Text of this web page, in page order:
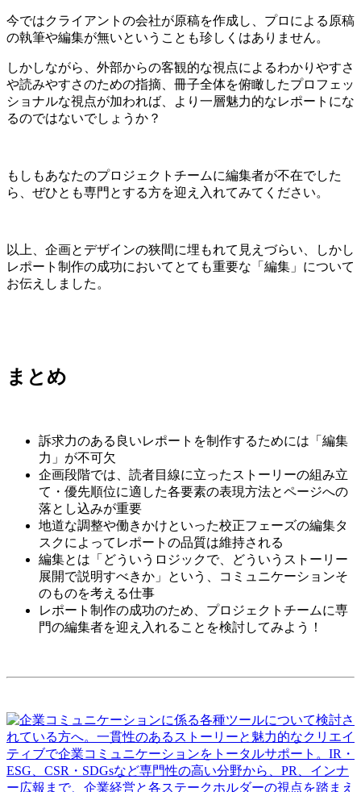
今ではクライアントの会社が原稿を作成し、プロによる原稿
の執筆や編集が無いということも珍しくはありません。
しかしながら、外部からの客観的な視点によるわかりやすさ
や読みやすさのための指摘、冊子全体を俯瞰したプロフェッ
ショナルな視点が加われば、より一層魅力的なレポートにな
るのではないでしょうか？
もしもあなたのプロジェクトチームに編集者が不在でした
ら、ぜひとも専門とする方を迎え入れてみてください。
以上、企画とデザインの狭間に埋もれて見えづらい、しかし
レポート制作の成功においてとても重要な「編集」について
お伝えしました。
まとめ
訴求力のある良いレポートを制作するためには「編集
力」が不可欠
企画段階では、 読者目線に立ったストーリーの組み立
て・優先順位に適した各要素の表現方法とページへの
落とし込みが重要
地道な調整や働きかけといった校正フェーズの編集タ
スクによってレポートの品質は維持される
編集とは「どういうロジックで、どういうストーリー
展開で説明すべきか」という、コミュニケーションそ
のものを考える仕事
レポート制作の成功のため、プロジェクトチームに専
門の編集者を迎え入れることを検討してみよう！